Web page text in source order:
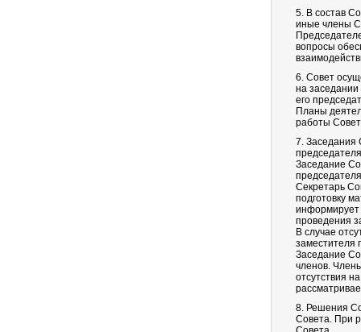
5. В состав
иные члены
вопросы
6. Совет
на
его
Планы
работы
7. Заседания
Заседание
Секретарь
подготовку
информирует
проведения
В случае
заместителя
Заседание
членов.
отсутствия
8. Решения
Совета. При